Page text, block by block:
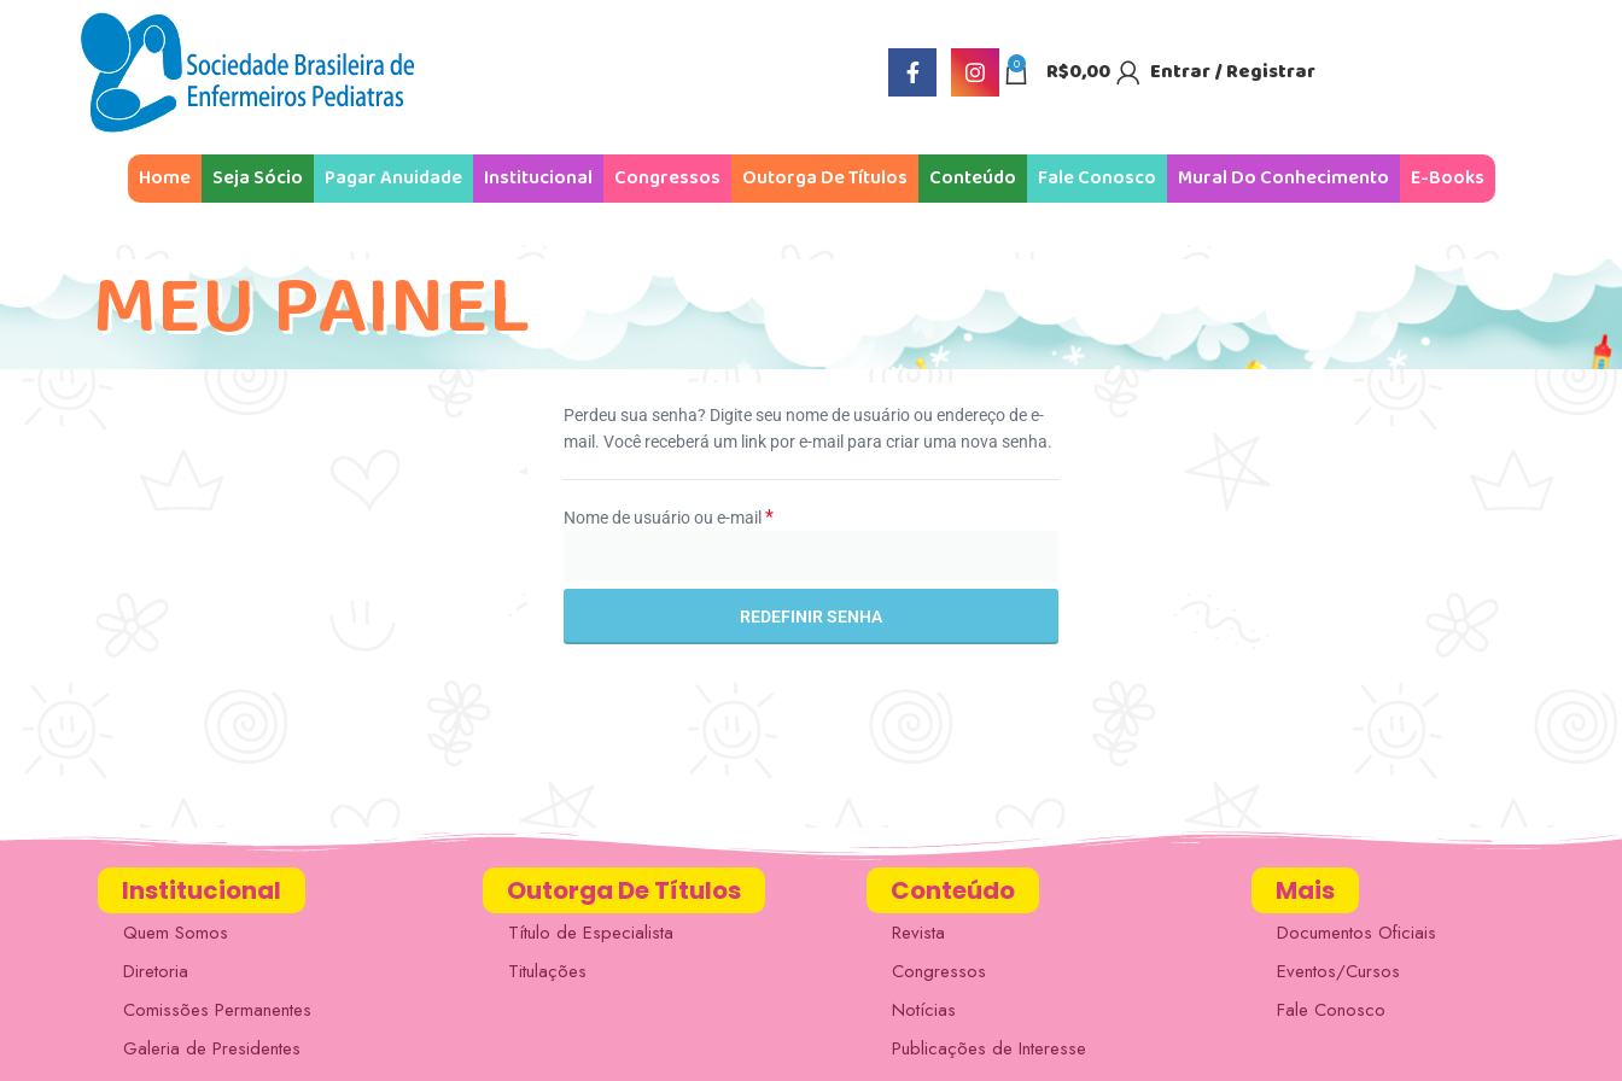
0 R$0,00 Entrar / Registrar
Home Seja Sócio Pagar Anuidade Institucional Congressos Outorga De Títulos Conteúdo Fale Conosco Mural Do Conhecimento E-Books
MEU PAINEL
Perdeu sua senha? Digite seu nome de usuário ou endereço de e-
mail. Você receberá um link por e-mail para criar uma nova senha.
Nome de usuário ou e-mail *
REDEFINIR SENHA
Institucional
Quem Somos
Diretoria
Comissões Permanentes
Galeria de Presidentes
Outorga De Títulos
Título de Especialista
Titulações
Conteúdo
Revista
Congressos
Notícias
Publicações de Interesse
Mais
Documentos Oficiais
Eventos/Cursos
Fale Conosco